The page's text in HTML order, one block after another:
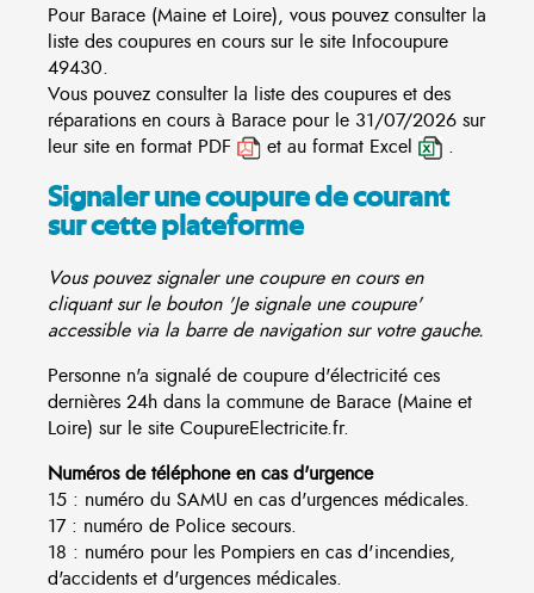
Pour Barace (Maine et Loire), vous pouvez consulter la
liste des coupures en cours sur le site Infocoupure
49430.
Vous pouvez consulter la liste des coupures et des
réparations en cours à Barace pour le 31/07/2026 sur
leur site en format PDF
et au format Excel .
Signaler une coupure de courant
sur cette plateforme
Vous pouvez signaler une coupure en cours en
cliquant sur le bouton 'Je signale une coupure'
accessible via la barre de navigation sur votre gauche.
Personne n'a signalé de coupure d'électricité ces
dernières 24h dans la commune de Barace (Maine et
Loire) sur le site CoupureElectricite.fr.
Numéros de téléphone en cas d'urgence
15 : numéro du SAMU en cas d'urgences médicales.
17 : numéro de Police secours.
18 : numéro pour les Pompiers en cas d'incendies,
d'accidents et d'urgences médicales.